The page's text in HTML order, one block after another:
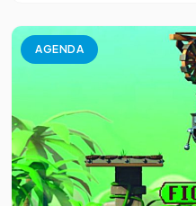
AGENDA